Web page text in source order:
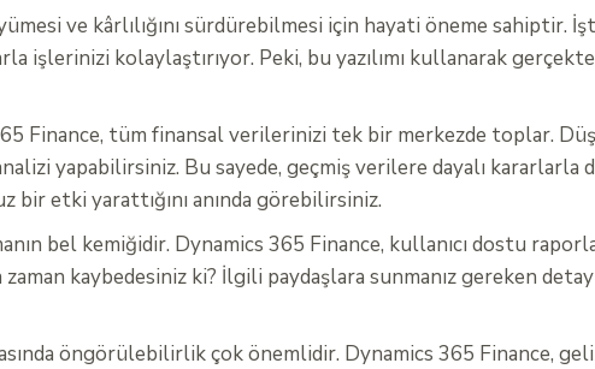
ve kârlılığını sürdürebilmesi için hayati öneme sahiptir.
işlerinizi kolaylaştırıyor. Peki, bu yazılımı kullanarak
Finance, tüm finansal verilerinizi tek bir merkezde toplar.
yapabilirsiniz. Bu sayede, geçmiş verilere dayalı kararlarla
bir etki yarattığını anında görebilirsiniz.
bel kemiğidir. Dynamics 365 Finance, kullanıcı dostu
kaybedesiniz ki? İlgili paydaşlara sunmanız gereken
öngörülebilirlik çok önemlidir. Dynamics 365 Finance,